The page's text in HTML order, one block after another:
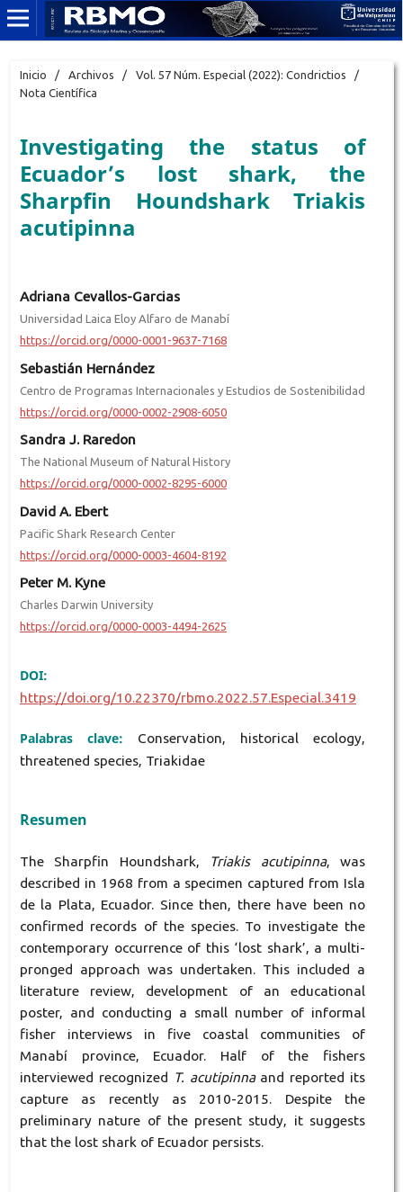
Inicio / Archivos / Vol. 57 Núm. Especial (2022): Condrictios
/
Nota Científica
Investigating the status of
Ecuador’s lost shark, the
Sharpfin Houndshark Triakis
acutipinna
Adriana Cevallos-Garcias
Universidad Laica Eloy Alfaro de Manabí
https://orcid.org/0000-0001-9637-7168
Sebastián Hernández
Centro de Programas Internacionales y Estudios de Sostenibilidad
https://orcid.org/0000-0002-2908-6050
Sandra J. Raredon
The National Museum of Natural History
https://orcid.org/0000-0002-8295-6000
David A. Ebert
Pacific Shark Research Center
https://orcid.org/0000-0003-4604-8192
Peter M. Kyne
Charles Darwin University
https://orcid.org/0000-0003-4494-2625
DOI:
https://doi.org/10.22370/rbmo.2022.57.Especial.3419
Palabras clave:
Conservation, historical ecology,
threatened species, Triakidae
Resumen
The Sharpfin Houndshark, Triakis acutipinna, was
described in 1968 from a specimen captured from Isla
de la Plata, Ecuador. Since then, there have been no
confirmed records of the species. To investigate the
contemporary occurrence of this ‘lost shark’, a multi-
pronged approach was undertaken. This included a
literature review, development of an educational
poster, and conducting a small number of informal
fisher interviews in five coastal communities of
Manabí province, Ecuador. Half of the fishers
interviewed recognized T. acutipinnaand reported its
capture as recently as 2010-2015. Despite the
preliminary nature of the present study, it suggests
that the lost shark of Ecuador persists.